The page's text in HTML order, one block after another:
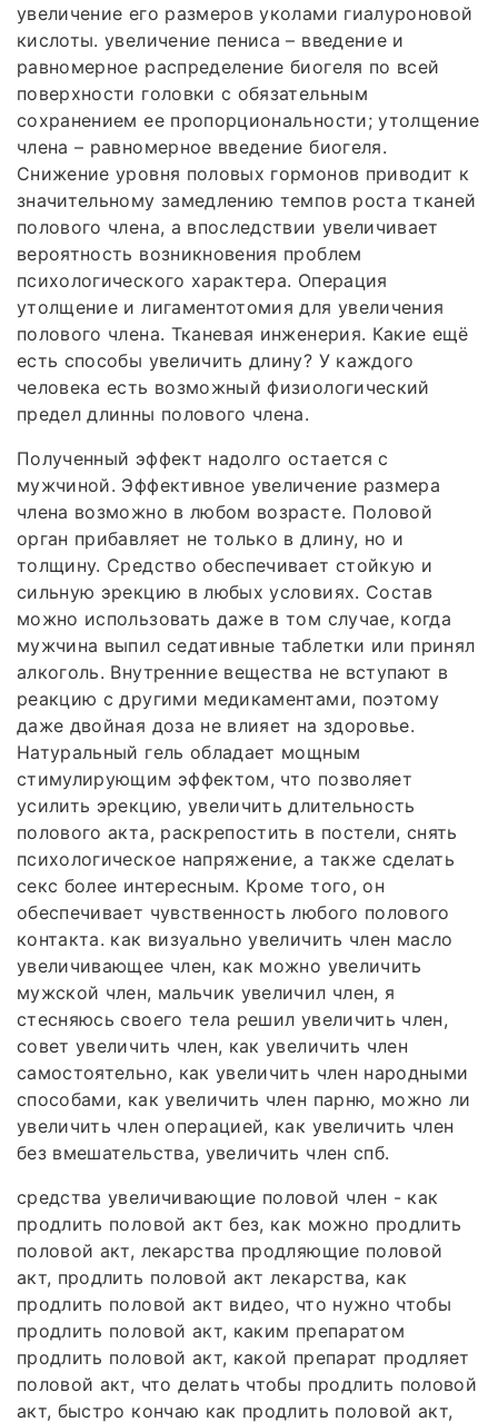
увеличение его размеров уколами гиалуроновой
кислоты. увеличение пениса – введение и
равномерное распределение биогеля по всей
поверхности головки с обязательным
сохранением ее пропорциональности; утолщение
члена – равномерное введение биогеля.
Снижение уровня половых гормонов приводит к
значительному замедлению темпов роста тканей
полового члена, а впоследствии увеличивает
вероятность возникновения проблем
психологического характера. Операция
утолщение и лигаментотомия для увеличения
полового члена. Тканевая инженерия. Какие ещё
есть способы увеличить длину? У каждого
человека есть возможный физиологический
предел длинны полового члена.
Полученный эффект надолго остается с
мужчиной. Эффективное увеличение размера
члена возможно в любом возрасте. Половой
орган прибавляет не только в длину, но и
толщину. Средство обеспечивает стойкую и
сильную эрекцию в любых условиях. Состав
можно использовать даже в том случае, когда
мужчина выпил седативные таблетки или принял
алкоголь. Внутренние вещества не вступают в
реакцию с другими медикаментами, поэтому
даже двойная доза не влияет на здоровье.
Натуральный гель обладает мощным
стимулирующим эффектом, что позволяет
усилить эрекцию, увеличить длительность
полового акта, раскрепостить в постели, снять
психологическое напряжение, а также сделать
секс более интересным. Кроме того, он
обеспечивает чувственность любого полового
контакта. как визуально увеличить член масло
увеличивающее член, как можно увеличить
мужской член, мальчик увеличил член, я
стесняюсь своего тела решил увеличить член,
совет увеличить член, как увеличить член
самостоятельно, как увеличить член народными
способами, как увеличить член парню, можно ли
увеличить член операцией, как увеличить член
без вмешательства, увеличить член спб.
средства увеличивающие половой член - как
продлить половой акт без, как можно продлить
половой акт, лекарства продляющие половой
акт, продлить половой акт лекарства, как
продлить половой акт видео, что нужно чтобы
продлить половой акт, каким препаратом
продлить половой акт, какой препарат продляет
половой акт, что делать чтобы продлить половой
акт, быстро кончаю как продлить половой акт,